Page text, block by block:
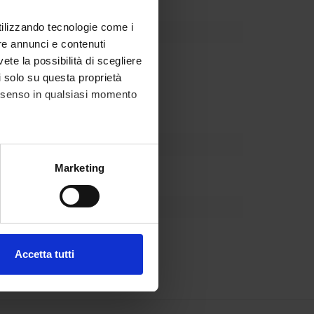
tecnologie come i
annunci e contenuti
la possibilità di scegliere
su questa proprietà
in qualsiasi momento
metro,Marketing
Accetta tutti
di primo e secondo grado.
del 4 agosto 2024.